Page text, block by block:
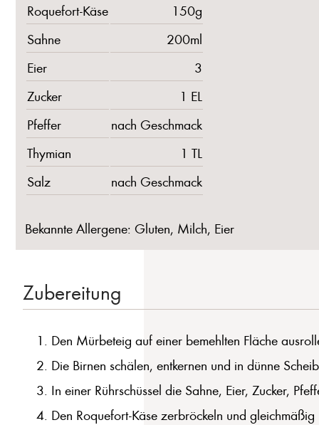
Roquefort-Käse
150g
Sahne
200ml
Eier
3
Zucker
1 EL
Pfeffer
nach Geschmack
Thymian
1 TL
Salz
nach Geschmack
Bekannte Allergene: Gluten, Milch, Eier
Zubereitung
Den Mürbeteig auf einer bemehlten Fläche
Die Birnen schälen, entkernen und in dünne
In einer Rührschüssel die Sahne, Eier, Zucker,
Den Roquefort-Käse zerbröckeln und